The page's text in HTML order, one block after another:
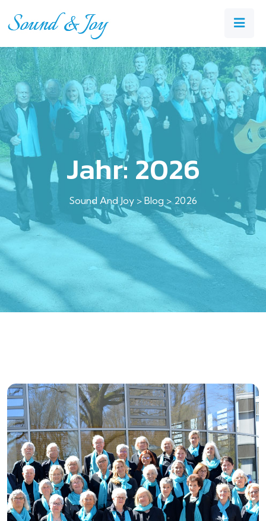
Jahr:2026
Sound And Joy > Blog > 2026